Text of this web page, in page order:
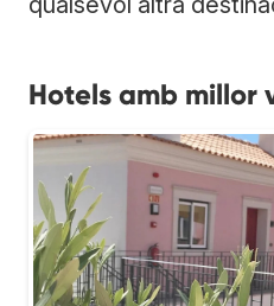
Hotels amb millor